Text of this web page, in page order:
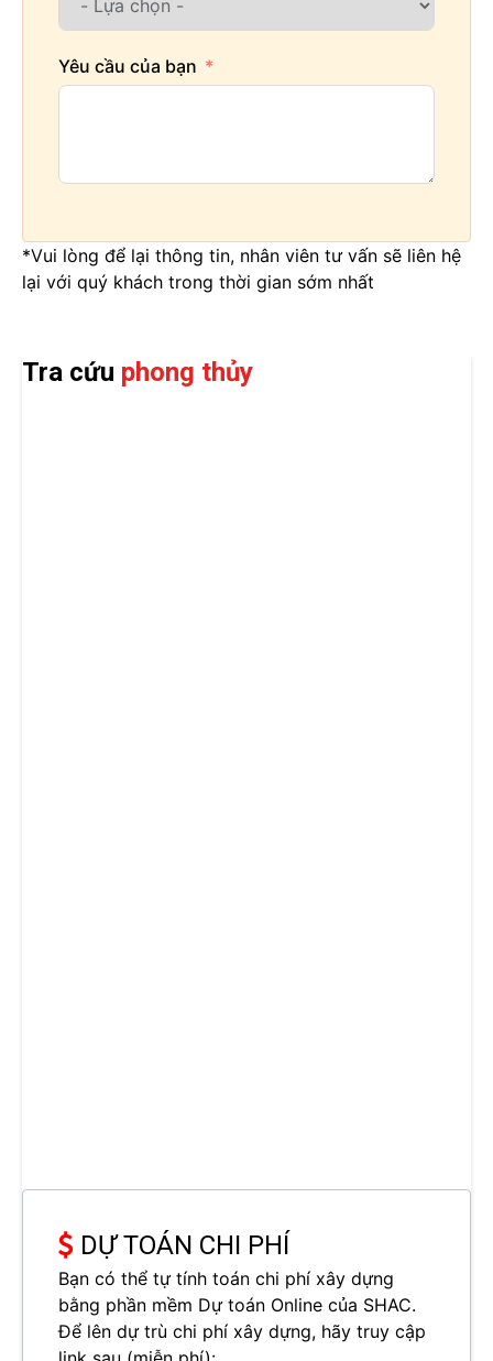
Yêu cầu của bạn
*Vui lòng để lại thông tin, nhân viên tư vấn sẽ liên hệ
lại với quý khách trong thời gian sớm nhất
Tra cứu phong thủy
DỰ TOÁN CHI PHÍ
Bạn có thể tự tính toán chi phí xây dựng
bằng phần mềm Dự toán Online của SHAC.
Để lên dự trù chi phí xây dựng, hãy truy cập